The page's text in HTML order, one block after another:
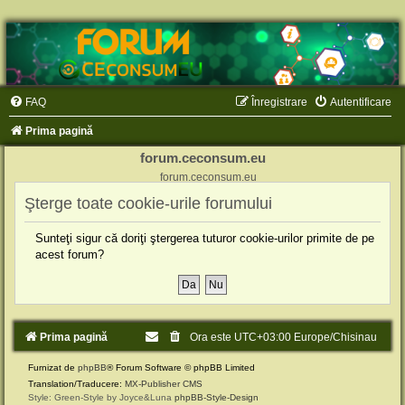
FAQ Autentificare
Înregistrare
Prima pagină
forum.ceconsum.eu
forum.ceconsum.eu
Şterge toate cookie-urile forumului
Sunteţi sigur că doriţi ştergerea tuturor cookie-urilor primite de pe
acest forum?
Prima pagină Ora este UTC+03:00 Europe/Chisinau
Furnizat de phpBB® Forum Software © phpBB Limited
Translation/Traducere: MX-Publisher CMS
Style: Green-Style by Joyce&Luna phpBB-Style-Design